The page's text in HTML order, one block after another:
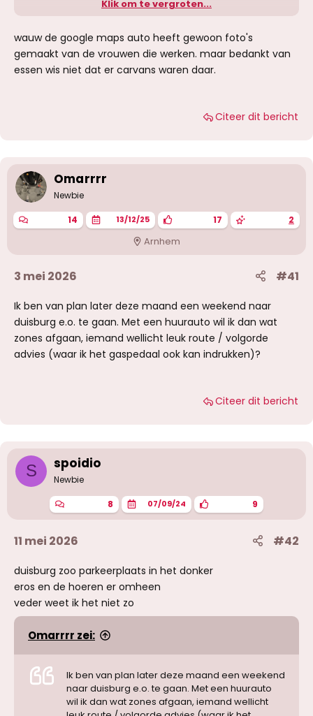
Google Maps
Find local businesses, view maps
Klik om te vergroten...
wauw de google maps auto heeft gewoon foto's
gemaakt van de vrouwen die werken. maar bedankt van
essen wis niet dat er carvans waren daar.
Citeer dit bericht
Omarrrr
Newbie
14 13/12/25 17 2
Arnhem
3 mei 2026 #41
Ik ben van plan later deze maand een weekend naar
duisburg e.o. te gaan. Met een huurauto wil ik dan wat
zones afgaan, iemand wellicht leuk route / volgorde
advies (waar ik het gaspedaal ook kan indrukken)?
Citeer dit bericht
S spoidio
Newbie
8 07/09/24 9
11 mei 2026 #42
duisburg zoo parkeerplaats in het donker
eros en de hoeren er omheen
veder weet ik het niet zo
Omarrrr zei:
Ik ben van plan later deze maand een weekend
naar duisburg e.o. te gaan. Met een huurauto
wil ik dan wat zones afgaan, iemand wellicht